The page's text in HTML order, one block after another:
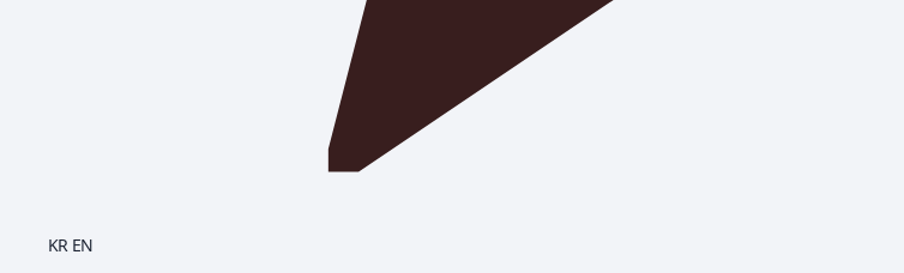
KR EN